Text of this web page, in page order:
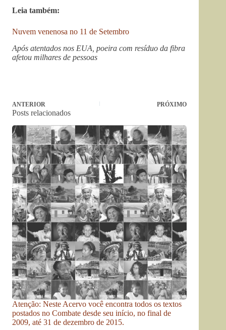
Leia também:
Nuvem venenosa no 11 de Setembro
Após atentados nos EUA, poeira com resíduo da fibra
afetou milhares de pessoas
ANTERIOR PRÓXIMO
Posts relacionados
Atenção: Neste Acervo você encontra todos os textos
postados no Combate desde seu início, no final de
2009, até 31 de dezembro de 2015.